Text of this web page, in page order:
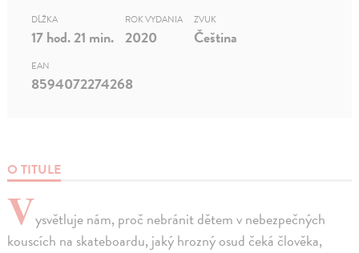
O TITULE
Vysvětluje nám, proč nebránit dětem v nebezpečných
kouscích na skateboardu, jaký hrozný osud čeká člověka,
DĹŽKA
17 hod. 21 min.
ROK VYDANIA
2020
ZVUK
Čeština
EAN
8594072274268